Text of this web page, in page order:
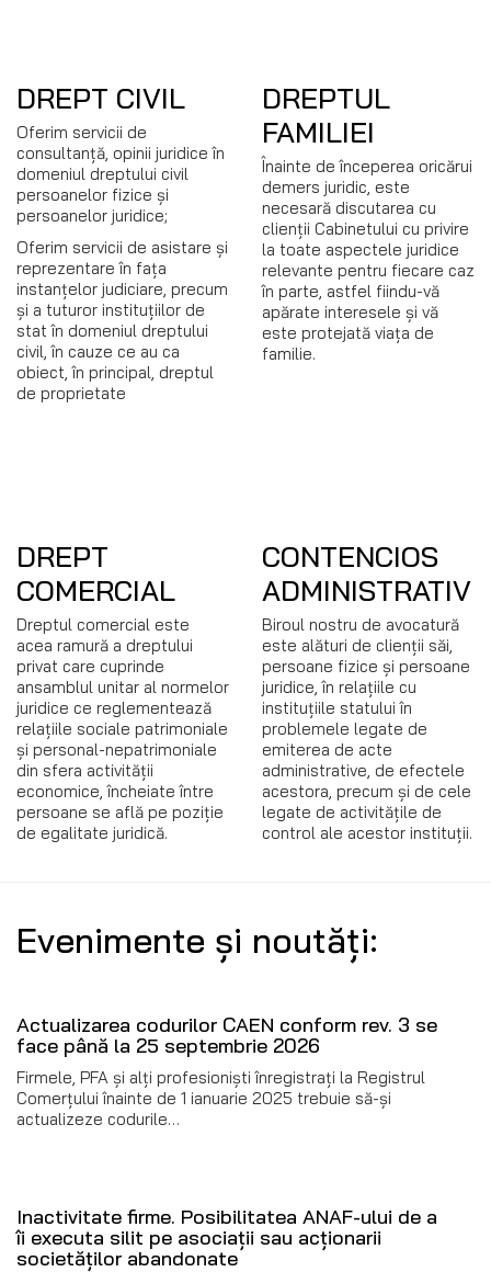
DREPT CIVIL
Oferim servicii de
consultanță, opinii juridice în
domeniul dreptului civil
persoanelor fizice și
persoanelor juridice;
Oferim servicii de asistare și
reprezentare în fața
instanțelor judiciare, precum
și a tuturor instituțiilor de
stat în domeniul dreptului
civil, în cauze ce au ca
obiect, în principal, dreptul
de proprietate
DREPTUL
FAMILIEI
Înainte de începerea oricărui
demers juridic, este
necesară discutarea cu
clienții Cabinetului cu privire
la toate aspectele juridice
relevante pentru fiecare caz
în parte, astfel fiindu-vă
apărate interesele și vă
este protejată viața de
familie.
DREPT
COMERCIAL
Dreptul comercial este
acea ramură a dreptului
privat care cuprinde
ansamblul unitar al normelor
juridice ce reglementează
relaţiile sociale patrimoniale
şi personal-nepatrimoniale
din sfera activităţii
economice, încheiate între
persoane se află pe poziţie
de egalitate juridică.
CONTENCIOS
ADMINISTRATIV
Biroul nostru de avocatură
este alături de clienții săi,
persoane fizice și persoane
juridice, în relațiile cu
instituțiile statului în
problemele legate de
emiterea de acte
administrative, de efectele
acestora, precum și de cele
legate de activitățile de
control ale acestor instituții.
Evenimente și noutăți:
Actualizarea codurilor CAEN conform rev. 3 se
face până la 25 septembrie 2026
Firmele, PFA și alți profesioniști înregistrați la Registrul
Comerțului înainte de 1 ianuarie 2025 trebuie să-și
actualizeze codurile…
Inactivitate firme. Posibilitatea ANAF-ului de a
îi executa silit pe asociații sau acționarii
societăților abandonate